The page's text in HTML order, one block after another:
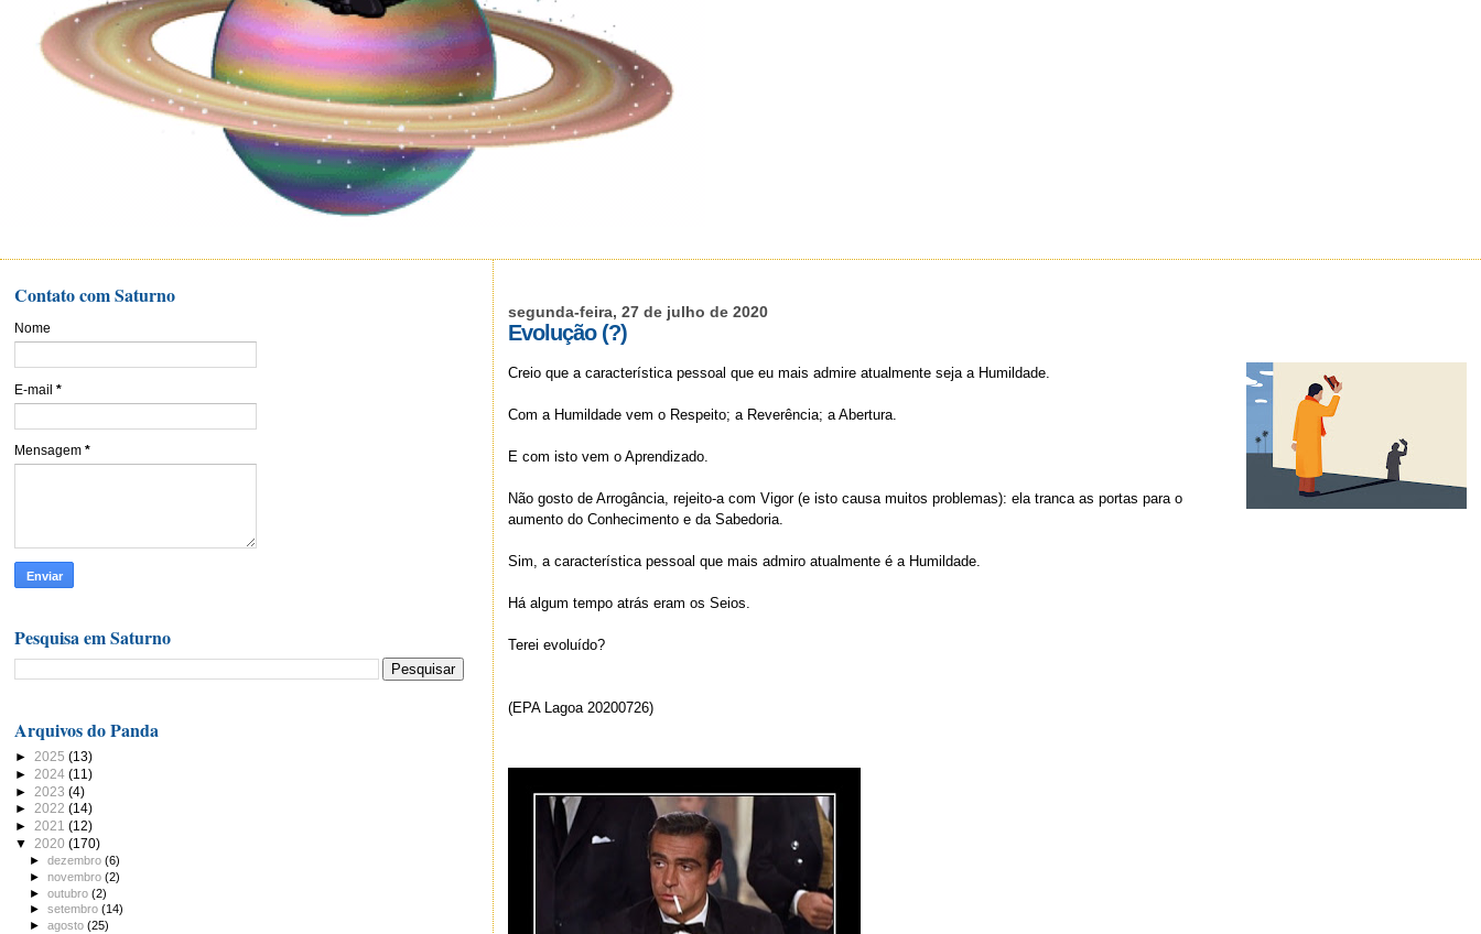
segunda-feira, 27 de julho de 2020
Evolução (?)
Creio que a característica pessoal que eu mais admire atualmente seja a Humildade.
Com a Humildade vem o Respeito; a Reverência; a Abertura.
E com isto vem o Aprendizado.
Não gosto de Arrogância, rejeito-a com Vigor (e isto causa muitos problemas): ela tranca as portas para o
aumento do Conhecimento e da Sabedoria.
Sim, a característica pessoal que mais admiro atualmente é a Humildade.
Há algum tempo atrás eram os Seios.
Terei evoluído?
(EPA Lagoa 20200726)
Contato com Saturno
Nome
E-mail *
Mensagem *
Pesquisa em Saturno
Arquivos do Panda
► 2025 (13)
► 2024 (11)
► 2023 (4)
► 2022 (14)
► 2021 (12)
▼ 2020 (170)
►dezembro(6)
►novembro(2)
►outubro(2)
►setembro(14)
►agosto(25)